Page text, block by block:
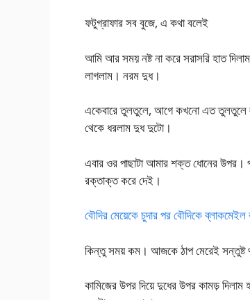
ফটুগ্রাফার সব বুজে, এ কথা বলেই
আমি আর সময় নষ্ট না করে সরাসরি হাত
লাগলাম। নরম দুধ।
একেবারে তুলতুলে, আগে কখনো এত তুলতুলে
থেকে ধরলাম দুধ দুটো।
এবার ওর পাছাটা আমার শক্ত ধোনের উপর।
রক্তাক্ত করে দেই।
বৌদির মেয়েকে চুদার পর বৌদিকে
কিন্তু সময় কম। আজকে ঠাপ মেরেই সন্তুষ্ট
কামিজের উপর দিয়ে দুধের উপর কামড় দিলাম